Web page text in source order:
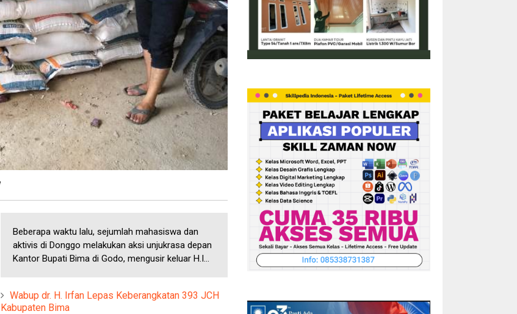
Beberapa waktu lalu, sejumlah mahasiswa dan
aktivis di Donggo melakukan aksi unjukrasa depan
Kantor Bupati Bima di Godo, mengusir keluar H.I...
Wabup dr. H. Irfan Lepas Keberangkatan 393 JCH
Kabupaten Bima